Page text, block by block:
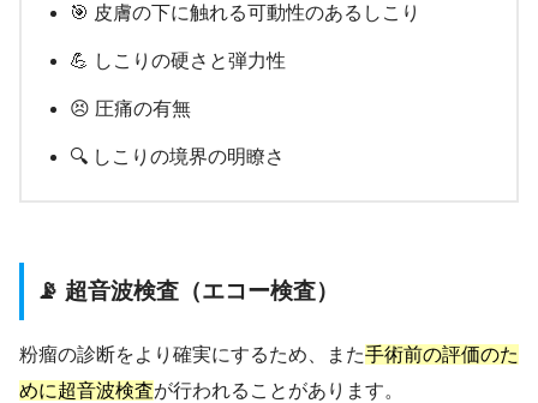
🎯 皮膚の下に触れる可動性のあるしこり
💪 しこりの硬さと弾力性
😣 圧痛の有無
🔍 しこりの境界の明瞭さ
📡 超音波検査（エコー検査）
粉瘤の診断をより確実にするため、また手術前の評価のた
めに超音波検査が行われることがあります。